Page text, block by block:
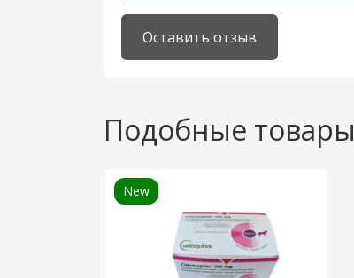
Оставить отзыв
Подобные товары
New